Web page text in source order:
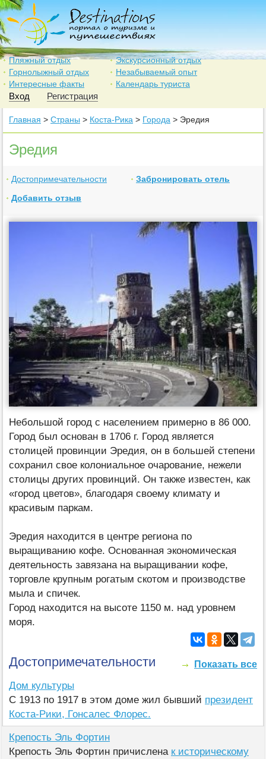
Пляжный отдых
Экскурсионный отдых
Горнолыжный отдых
Незабываемый опыт
Интересные факты
Календарь туриста
Вход Регистрация
Главная > Страны > Коста-Рика > Города > Эредия
Эредия
Достопримечательности
Забронировать отель
Добавить отзыв
Небольшой город с населением примерно в 86 000.
Город был основан в 1706 г. Город является
столицей провинции Эредия, он в большей степени
сохранил свое колониальное очарование, нежели
столицы других провинций. Он также известен, как
«город цветов», благодаря своему климату и
красивым паркам.
Эредия находится в центре региона по
выращиванию кофе. Основанная экономическая
деятельность завязана на выращивании кофе,
торговле крупным рогатым скотом и производстве
мыла и спичек.
Город находится на высоте 1150 м. над уровнем
моря.
Показать все
Достопримечательности
Дом культуры
С 1913 по 1917 в этом доме жил бывший президент
Коста-Рики, Гонсалес Флорес.
Крепость Эль Фортин
Крепость Эль Фортин причислена к историческому